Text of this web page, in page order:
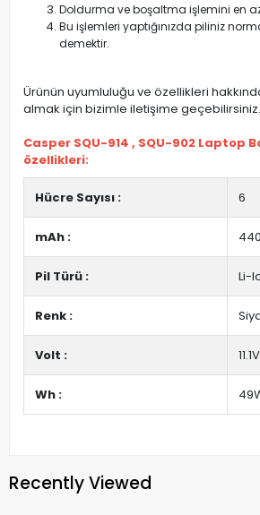
Doldurma ve boşaltma işlemini en
Bu işlemleri yaptığınızda piliniz
demektir.
Ürünün uyumluluğu ve özellikleri
almak için bizimle iletişime geçebilirsiniz.
Casper SQU-914 , SQU-902 Laptop
özellikleri:
Hücre Sayısı : 6
mAh :
Pil Türü : Li-
Renk :
Volt : 11.1V
Wh :
Recently Viewed